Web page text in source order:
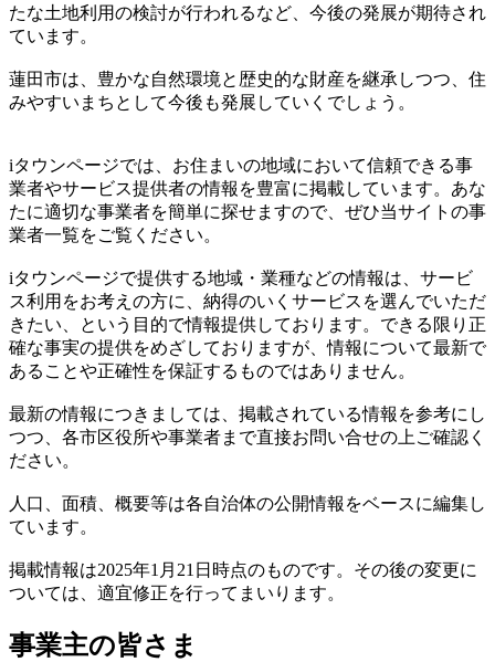
たな土地利用の検討が行われるなど、今後の発展が期待され
ています。
蓮田市は、豊かな自然環境と歴史的な財産を継承しつつ、住
みやすいまちとして今後も発展していくでしょう。
iタウンページでは、お住まいの地域において信頼できる事
業者やサービス提供者の情報を豊富に掲載しています。あな
たに適切な事業者を簡単に探せますので、ぜひ当サイトの事
業者一覧をご覧ください。
iタウンページで提供する地域・業種などの情報は、サービ
ス利用をお考えの方に、納得のいくサービスを選んでいただ
きたい、という目的で情報提供しております。できる限り正
確な事実の提供をめざしておりますが、情報について最新で
あることや正確性を保証するものではありません。
最新の情報につきましては、掲載されている情報を参考にし
つつ、各市区役所や事業者まで直接お問い合せの上ご確認く
ださい。
人口、面積、概要等は各自治体の公開情報をベースに編集し
ています。
掲載情報は2025年1月21日時点のものです。その後の変更に
ついては、適宜修正を行ってまいります。
事業主の皆さま